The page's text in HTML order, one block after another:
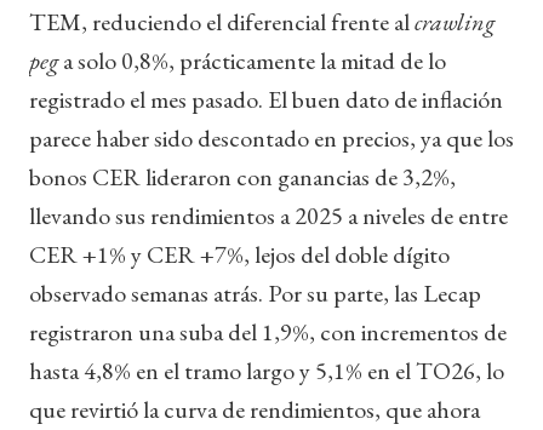
TEM, reduciendo el diferencial frente alcrawling
pega solo 0,8%, prácticamente la mitad de lo
registrado el mes pasado. El buen dato de inflación
parece haber sido descontado en precios, ya que los
bonos CER lideraron con ganancias de 3,2%,
llevando sus rendimientos a 2025 a niveles de entre
CER +1% y CER +7%, lejos del doble dígito
observado semanas atrás. Por su parte, las Lecap
registraron una suba del 1,9%, con incrementos de
hasta 4,8% en el tramo largo y 5,1% en el TO26, lo
que revirtió la curva de rendimientos, que ahora